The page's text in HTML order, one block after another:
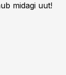
midagi uut!